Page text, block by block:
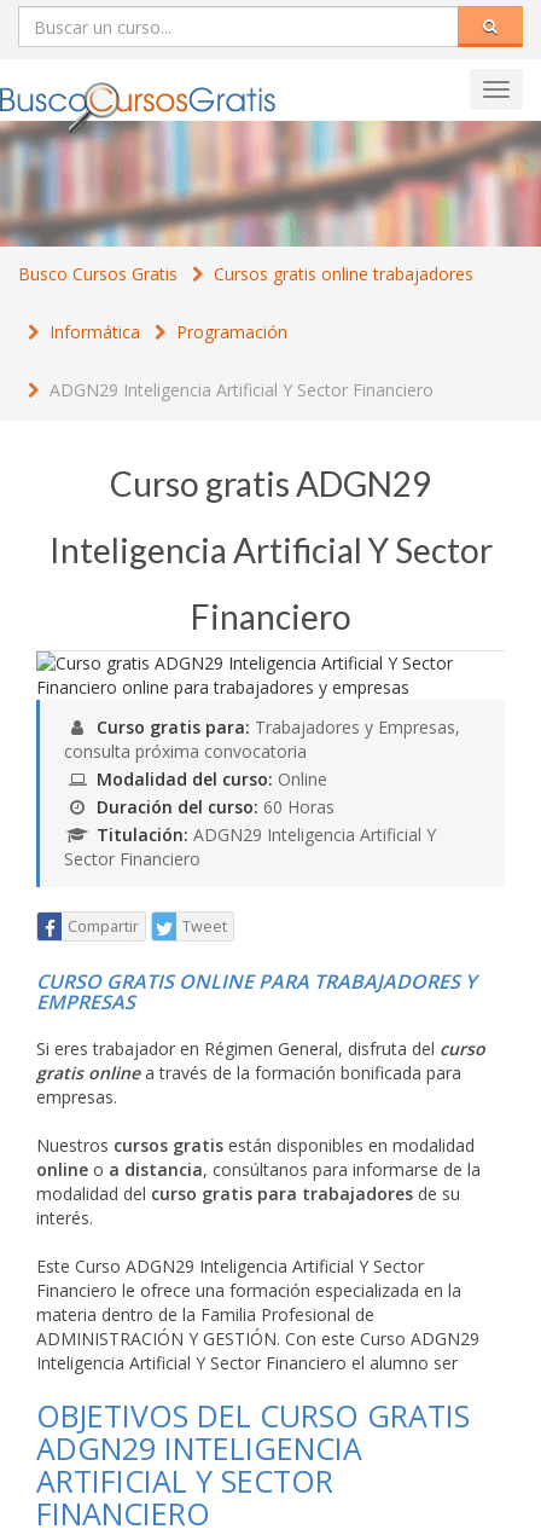
Busco Cursos Gratis Cursos gratis online trabajadores
Informática Programación
ADGN29 Inteligencia Artificial Y Sector Financiero
Curso gratis ADGN29
Inteligencia Artificial Y Sector
Financiero
Curso gratis para: Trabajadores y Empresas,
consulta próxima convocatoria
Modalidad del curso: Online
Duración del curso: 60 Horas
Titulación: ADGN29 Inteligencia Artificial Y
Sector Financiero
Compartir Tweet
CURSO GRATIS ONLINE PARA TRABAJADORES Y
EMPRESAS
Si eres trabajador en Régimen General, disfruta del curso
gratis onlinea través de la formación bonificada para
empresas.
Nuestros cursos gratis están disponibles en modalidad
online o a distancia, consúltanos para informarse de la
modalidad del curso gratis para trabajadores de su
interés.
Este Curso ADGN29 Inteligencia Artificial Y Sector
Financiero le ofrece una formación especializada en la
materia dentro de la Familia Profesional de
ADMINISTRACIÓN Y GESTIÓN. Con este Curso ADGN29
Inteligencia Artificial Y Sector Financiero el alumno ser
OBJETIVOS DEL CURSO GRATIS
ADGN29 INTELIGENCIA
ARTIFICIAL Y SECTOR
FINANCIERO